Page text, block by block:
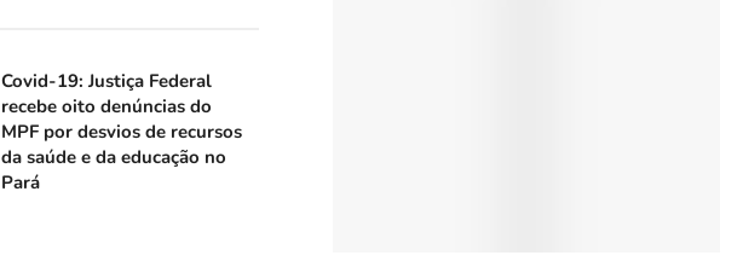
Covid-19: Justiça Federal
recebe oito denúncias do
MPF por desvios de recursos
da saúde e da educação no
Pará